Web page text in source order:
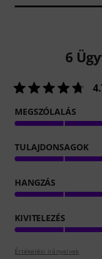
6
MEGSZÓLALÁS
TULAJDONSAGOK
HANGZÁS
KIVITELEZÉS
Értékelési irányelvek